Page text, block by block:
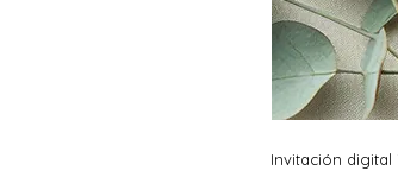
Invitación